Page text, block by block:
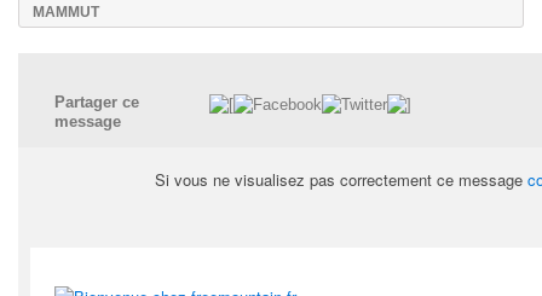
MAMMUT
Partager ce
message
Si vous ne visualisez pas correctement ce message